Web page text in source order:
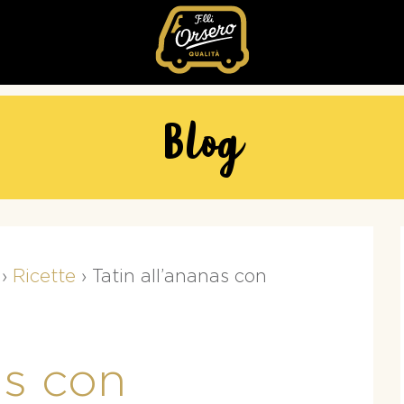
Blog
Ricette › Tatin all’ananas con
con